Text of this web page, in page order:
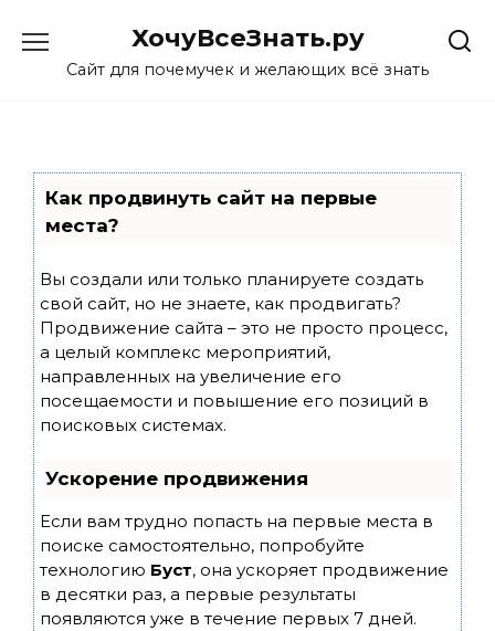
content
ХочуВсеЗнать.ру
Сайт для почемучек и желающих всё знать
Как продвинуть сайт на первые
места?
Вы создали или только планируете создать
свой сайт, но не знаете, как продвигать?
Продвижение сайта – это не просто процесс,
а целый комплекс мероприятий,
направленных на увеличение его
посещаемости и повышение его позиций в
поисковых системах.
Ускорение продвижения
Если вам трудно попасть на первые места в
поиске самостоятельно, попробуйте
технологию Буст, она ускоряет продвижение
в десятки раз, а первые результаты
появляются уже в течение первых 7 дней.